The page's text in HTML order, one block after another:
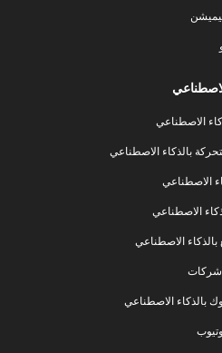
الاصطناعي
بالذكاء الاصطناعي
الاصطناعي
الاصطناعي
بالذكاء الاصطناعي
شركات
بالذكاء الاصطناعي